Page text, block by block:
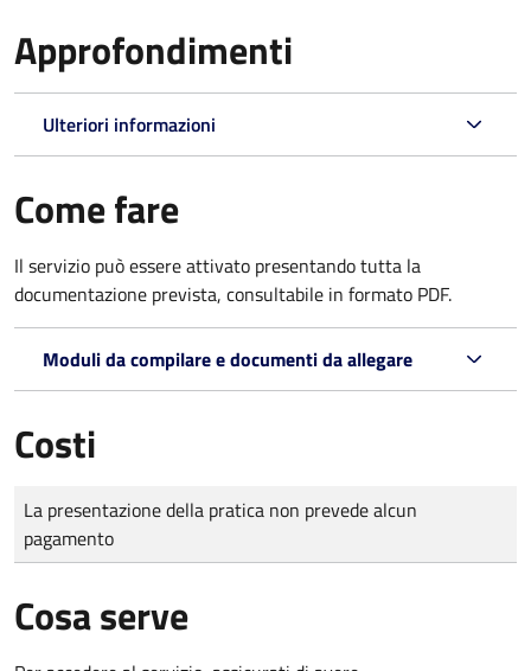
Approfondimenti
Ulteriori informazioni
Come fare
Il servizio può essere attivato presentando tutta la
documentazione prevista, consultabile in formato PDF.
Moduli da compilare e documenti da allegare
Costi
Tipo di pagamento
Importo
La presentazione della pratica non prevede alcun
pagamento
Cosa serve